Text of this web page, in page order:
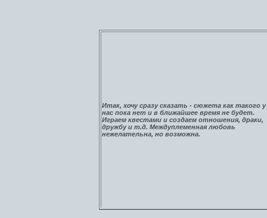
Итак, хочу сразу сказать - сюжета как такого у
нас пока нет и в ближайшее время не будет.
Играем квестами и создаем отношения, драки,
дружбу и т.д. Междуплеменная любовь
нежелательна, но возможна.